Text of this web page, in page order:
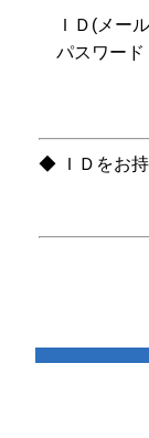
ＩＤ(メール
パスワード
◆ ＩＤをお持